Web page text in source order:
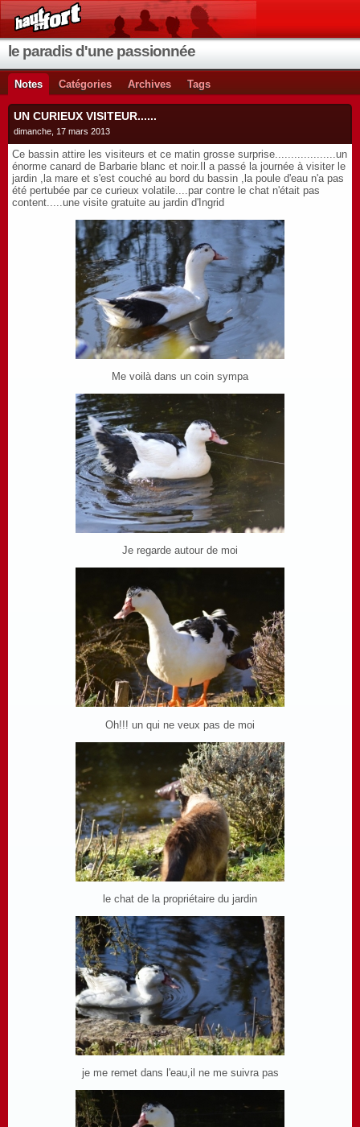
le paradis d'une passionnée
Notes Catégories Archives Tags
UN CURIEUX VISITEUR......
dimanche, 17 mars 2013
Ce bassin attire les visiteurs et ce matin grosse surprise...................un
énorme canard de Barbarie blanc et noir.Il a passé la journée à visiter le
jardin ,la mare et s'est couché au bord du bassin ,la poule d'eau n'a pas
été pertubée par ce curieux volatile....par contre le chat n'était pas
content.....une visite gratuite au jardin d'Ingrid
Me voilà dans un coin sympa
Je regarde autour de moi
Oh!!! un qui ne veux pas de moi
le chat de la propriétaire du jardin
je me remet dans l'eau,il ne me suivra pas